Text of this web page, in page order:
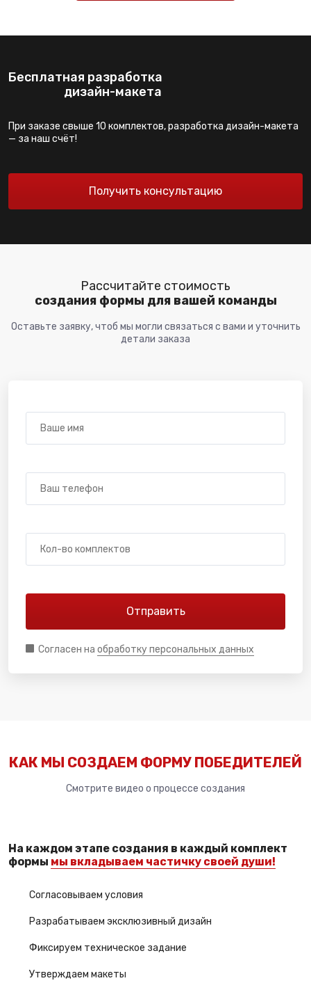
Бесплатная разработка
дизайн-макета
При заказе свыше 10 комплектов, разработка дизайн-макета
— за наш счёт!
Получить консультацию
Рассчитайте стоимость
создания формы для вашей команды
Оставьте заявку, чтоб мы могли связаться с вами и уточнить
детали заказа
Согласен на обработку персональных данных
КАК МЫ СОЗДАЕМ ФОРМУ ПОБЕДИТЕЛЕЙ
Смотрите видео о процессе создания
На каждом этапе создания в каждый комплект
формы мы вкладываем частичку своей души!
Согласовываем условия
Разрабатываем эксклюзивный дизайн
Фиксируем техническое задание
Утверждаем макеты